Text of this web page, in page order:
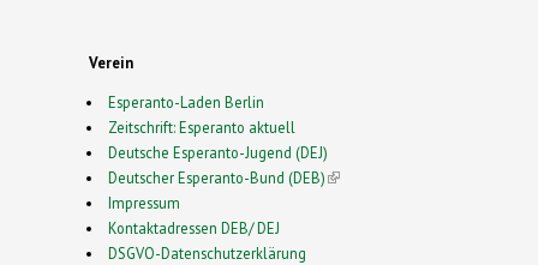
Verein
Esperanto-Laden Berlin
Zeitschrift: Esperanto aktuell
Deutsche Esperanto-Jugend (DEJ)
Deutscher Esperanto-Bund (DEB)(link is external)
Impressum
Kontaktadressen DEB/ DEJ
DSGVO-Datenschutzerklärung